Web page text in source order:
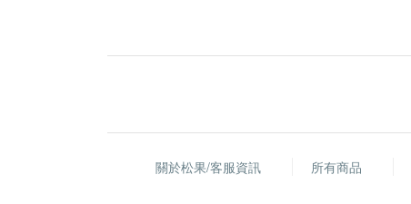
關於松果/客服資訊 所有商品